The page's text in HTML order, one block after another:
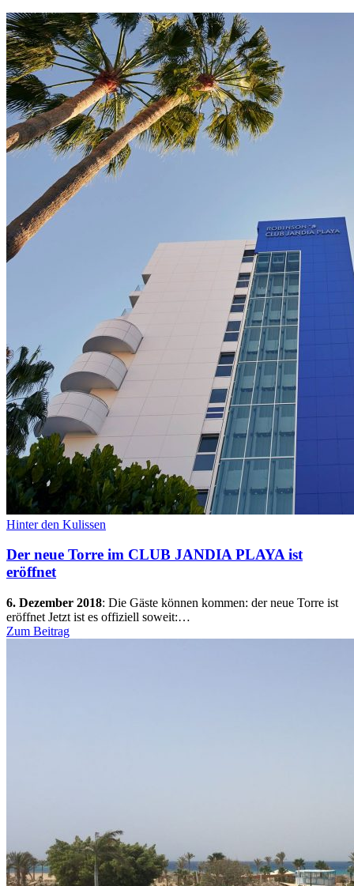
Hinter den Kulissen
Der neue Torre im CLUB JANDIA PLAYA ist
eröffnet
6. Dezember 2018: Die Gäste können kommen: der neue Torre ist
eröffnet Jetzt ist es offiziell soweit:…
Zum Beitrag